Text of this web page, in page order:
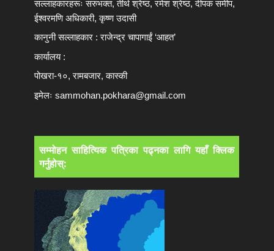
सल्लाहकारहरूः सरुभक्त, तीर्थ श्रेष्ठ, रमेश श्रेष्ठ, दीपक समीप,
ईश्वरमणि अधिकारी, कृष्ण उदासी
कानुनी सल्लाहकार : राजेन्द्र चापागाईं ‘आहत’
कार्यालय :
पोखरा-१०, रामबजार, कास्की
इमेलःsammohan.pokhara@gmail.com
सम्मोहन साहित्यिक पत्रिका पढ्नका लागि यहाँ क्लिक
गर्नुहोस्: